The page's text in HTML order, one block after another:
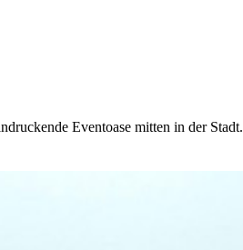
Eventoase mitten in der Stadt.